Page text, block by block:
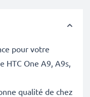
pour votre
HTC One A9, A9s,
qualité de chez